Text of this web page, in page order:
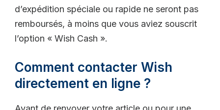
d’expédition spéciale ou rapide ne seront pas
remboursés, à moins que vous aviez souscrit
l’option « Wish Cash ».
Comment contacter Wish
directement en ligne ?